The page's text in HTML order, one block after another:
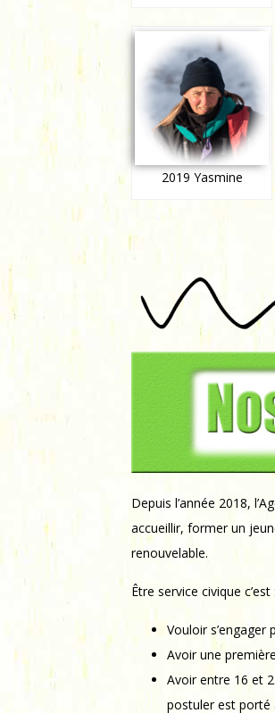
2019 Yasmine
Depuis l’année 2018,
accueillir, former un
renouvelable.
Être service civique c’est :
Vouloir
Avoir une
Avoir entre 16 et
postuler est porté